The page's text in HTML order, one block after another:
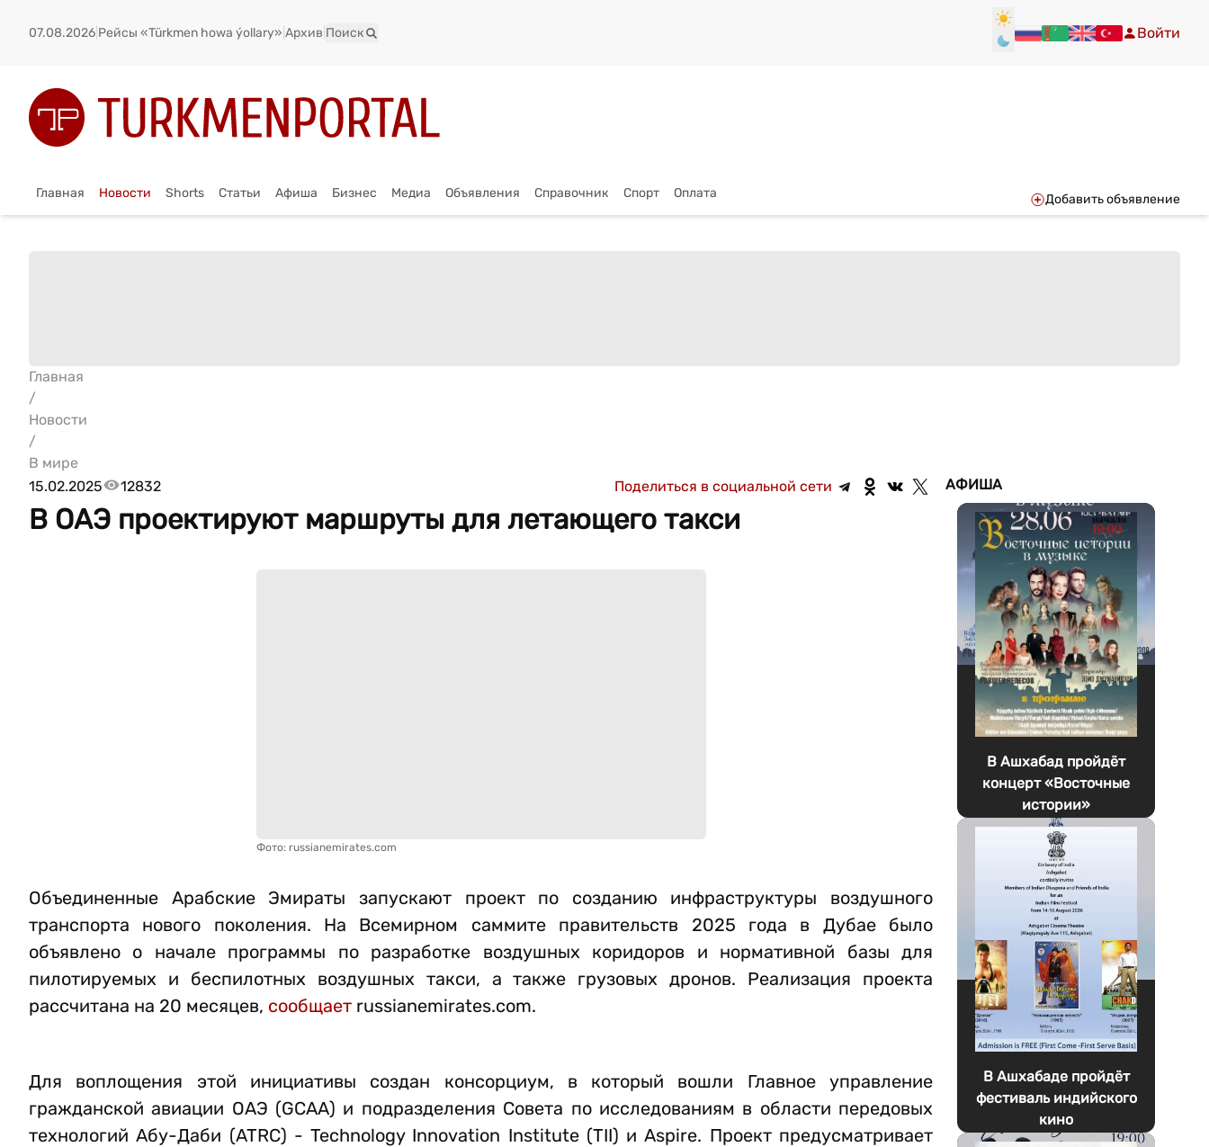
07.08.2026 Рейсы «Türkmen howa ýollary» Архив Поиск Войти
Главная Новости Shorts Статьи Афиша Бизнес Медиа Объявления Справочник Спорт Оплата Добавить объявление
Главная
/
Новости
/
В мире
15.02.2025
12832 Поделиться в социальной сети
В ОАЭ проектируют маршруты для летающего такси
Фото: russianemirates.com
Объединенные Арабские Эмираты запускают проект по созданию инфраструктуры воздушного
транспорта нового поколения. На Всемирном саммите правительств 2025 года в Дубае было
объявлено о начале программы по разработке воздушных коридоров и нормативной базы для
пилотируемых и беспилотных воздушных такси, а также грузовых дронов. Реализация проекта
рассчитана на 20 месяцев, сообщает russianemirates.com.
Для воплощения этой инициативы создан консорциум, в который вошли Главное управление
гражданской авиации ОАЭ (GCAA) и подразделения Совета по исследованиям в области передовых
технологий Абу-Даби (ATRC) - Technology Innovation Institute (TII) и Aspire. Проект предусматривает
АФИША
В Ашхабад пройдёт
концерт «Восточные
истории»
В Ашхабаде пройдёт
фестиваль индийского
кино